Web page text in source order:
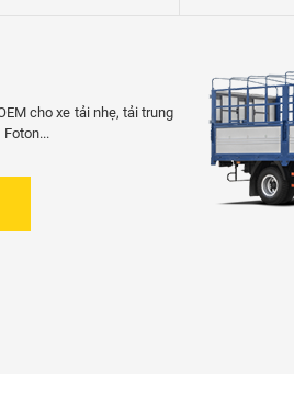
cho xe tải nhẹ, tải trung